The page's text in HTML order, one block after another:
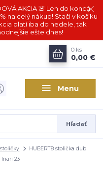
AKCIA 🚨 Len do konca
na celý nákup! Stačí v košíku
platí iba do nedele, tak
ešte dnes!
Menu
Hľadať
0 ks
0,00 €
HUBERT8 stolička dub
23